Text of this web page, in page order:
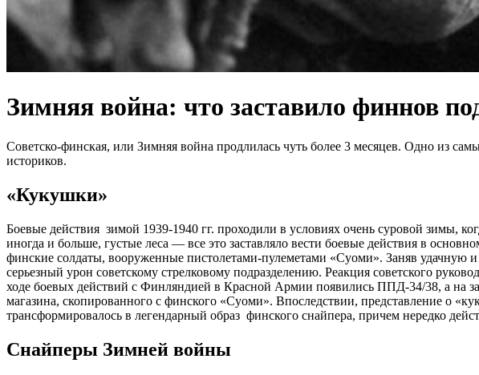
Зимняя война: что заставило финнов
Советско-финская, или Зимняя война продлилась чуть более 3 месяцев. Одно из
историков.
«Кукушки»
Боевые действия зимой 1939-1940 гг. проходили в условиях очень суровой зимы,
иногда и больше, густые леса — все это заставляло вести боевые действия в
финские солдаты, вооруженные пистолетами-пулеметами «Суоми». Заняв
серьезный урон советскому стрелковому подразделению. Реакция советского
ходе боевых действий с Финляндией в Красной Армии появились ППД-34/38, а на
магазина, скопированного с финского «Суоми». Впоследствии, представление о
трансформировалось в легендарный образ финского снайпера, причем нередко
Снайперы Зимней войны